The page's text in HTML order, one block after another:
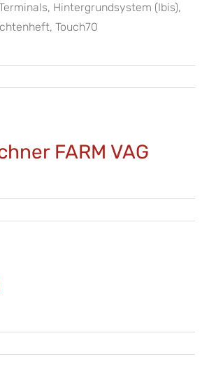
Hintergrundsystem (Ibis),
Touch70
FARM VAG